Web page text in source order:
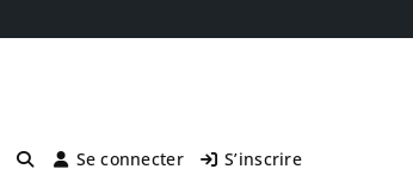
Se connecter S’inscrire